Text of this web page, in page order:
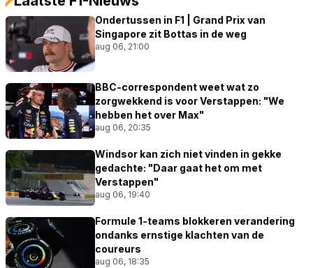
Ondertussen in F1 | Grand Prix van
Singapore zit Bottas in de weg
aug 06, 21:00
BBC-correspondent weet wat zo
zorgwekkend is voor Verstappen: "We
hebben het over Max"
aug 06, 20:35
Windsor kan zich niet vinden in gekke
gedachte: "Daar gaat het om met
Verstappen"
aug 06, 19:40
Formule 1-teams blokkeren verandering
ondanks ernstige klachten van de
coureurs
aug 06, 18:35